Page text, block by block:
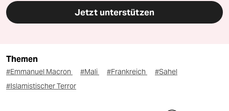
Jetzt unterstützen
Themen
#Emmanuel Macron #Mali #Frankreich
#Sahel
#Islamistischer Terror